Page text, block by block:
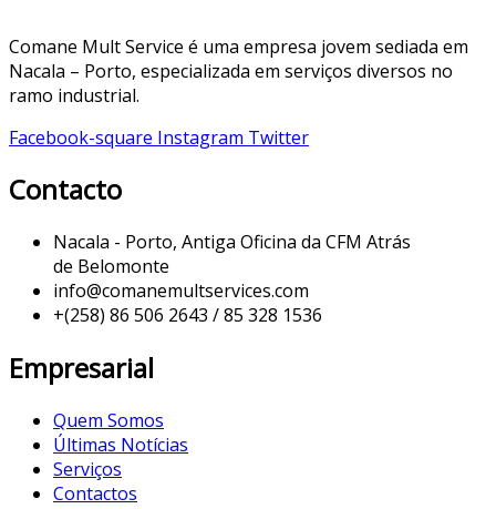
Comane Mult Service é uma empresa jovem sediada em
Nacala – Porto, especializada em serviços diversos no
ramo industrial.
Facebook-square Instagram Twitter
Contacto
Nacala - Porto, Antiga Oficina da CFM Atrás
de Belomonte
info@comanemultservices.com
+(258) 86 506 2643 / 85 328 1536
Empresarial
Quem Somos
Últimas Notícias
Serviços
Contactos